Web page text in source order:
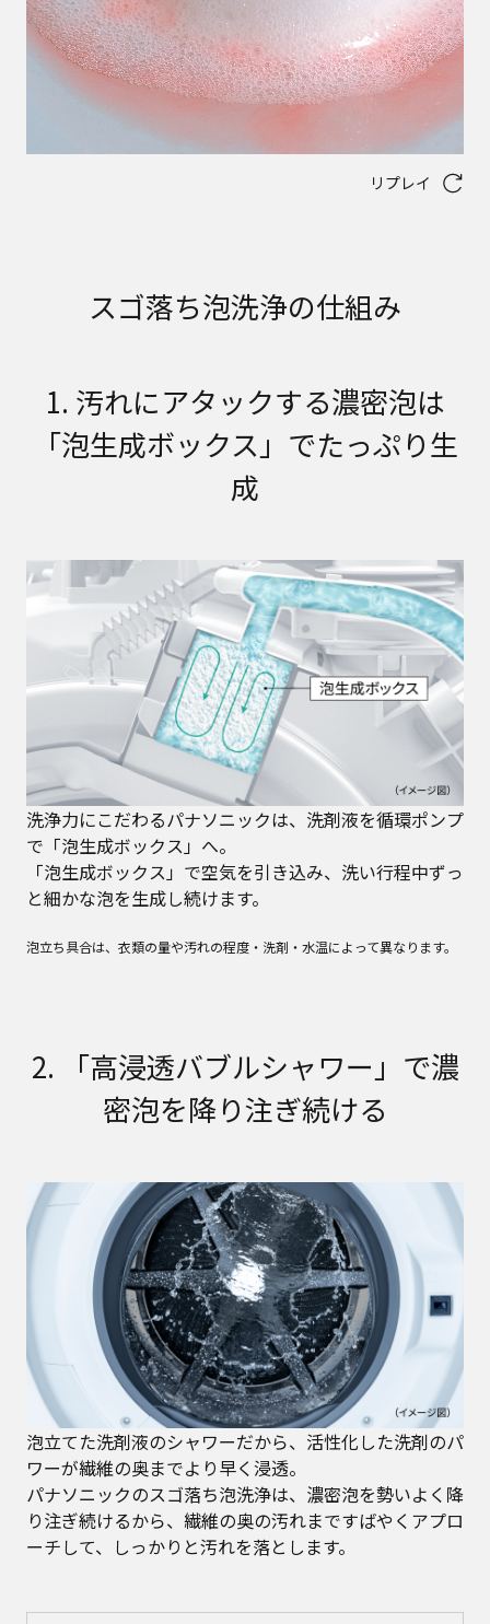
リプレイ
スゴ落ち泡洗浄の仕組み
1. 汚れにアタックする濃密泡は
「泡生成ボックス」でたっぷり生
成
洗浄力にこだわるパナソニックは、洗剤液を循環ポンプ
で「泡生成ボックス」へ。
「泡生成ボックス」で空気を引き込み、洗い行程中ずっ
と細かな泡を生成し続けます。
泡立ち具合は、衣類の量や汚れの程度・洗剤・水温によって異なります。
2. 「高浸透バブルシャワー」で濃
密泡を降り注ぎ続ける
泡立てた洗剤液のシャワーだから、活性化した洗剤のパ
ワーが繊維の奥までより早く浸透。
パナソニックのスゴ落ち泡洗浄は、濃密泡を勢いよく降
り注ぎ続けるから、繊維の奥の汚れまですばやくアプロ
ーチして、しっかりと汚れを落とします。